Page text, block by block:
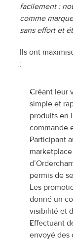
facilement :
comme
sans effort et
Ils ont
:
Créant leur
simple et
produits en
commande
Participant
permis de
Les
donné un
visibilité et
Effectuant
envoyé des